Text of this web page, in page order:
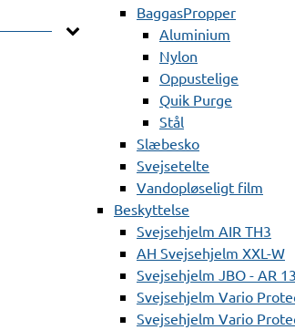
BaggasPropper
Aluminium
Nylon
Oppustelige
Quik Purge
Stål
Slæbesko
Svejsetelte
Vandopløseligt film
Beskyttelse
Svejsehjelm AIR TH3
AH Svejsehjelm XXL-W
Svejsehjelm JBO - AR
Svejsehjelm Vario
Svejsehjelm Vario